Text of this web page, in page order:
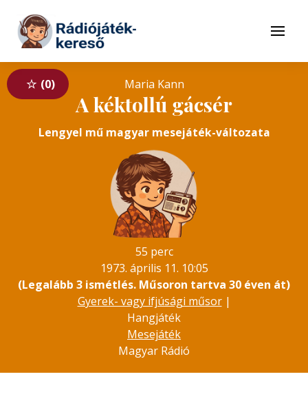
Tovább a tartalomhoz
Menü
0 Maria Kann
A kéktollú gácsér
Lengyel mű magyar mesejáték-változata
55 perc
1973. április 11. 10:05
(Legalább 3 ismétlés. Műsoron tartva 30 éven át)
Gyerek- vagy ifjúsági műsor|
Hangjáték
Mesejáték
Magyar Rádió